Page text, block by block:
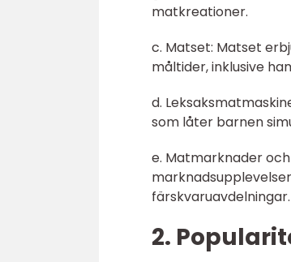
matkreationer.
c. Matset: Matset
måltider, inklusive
d.
som låter barnen
e. Matmarknader
färskvaruavdelningar.
2.